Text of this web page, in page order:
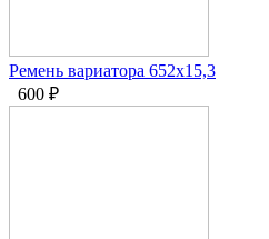
Ремень вариатора 652x15,3
600 ₽